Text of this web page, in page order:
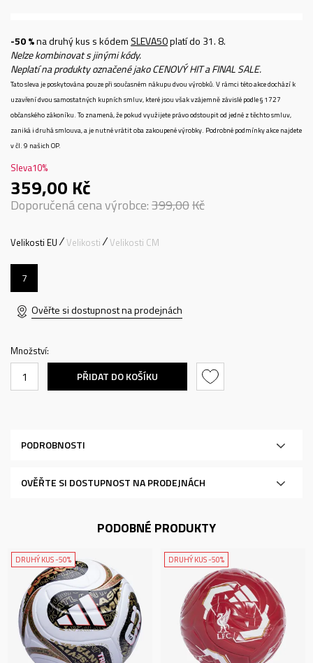
-50 %na druhý kus s kódem SLEVA50platí do 31. 8.
Nelze kombinovat s jinými kódy.
Neplatí na produkty označené jako CENOVÝ HIT a FINAL SALE.
Tato sleva je poskytována pouze při současném nákupu dvou výrobků. V rámci této akce dochází k
uzavření dvou samostatných kupních smluv, které jsou však vzájemně závislé podle § 1727
občanského zákoníku. To znamená, že pokud využijete právo odstoupit od jedné z těchto smluv,
zaniká i druhá smlouva, a je nutné vrátit oba zakoupené výrobky. Podrobné podmínky akce najdete
v čl. 9 našich OP.
Sleva10%
359,00 Kč
Doporučená cena výrobce:399,00Kč
Velikosti EU Velikosti Velikosti CM
7
Ověřte si dostupnost na prodejnách
Množství:
PŘIDAT DO KOŠÍKU
PODROBNOSTI
OVĚŘTE SI DOSTUPNOST NA PRODEJNÁCH
PODOBNÉ PRODUKTY
DRUHÝ KUS -50% DRUHÝ KUS -50%